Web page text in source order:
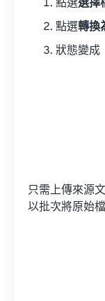
點選選擇
點選轉換
狀態變成
只需上傳來源
以批次將原始